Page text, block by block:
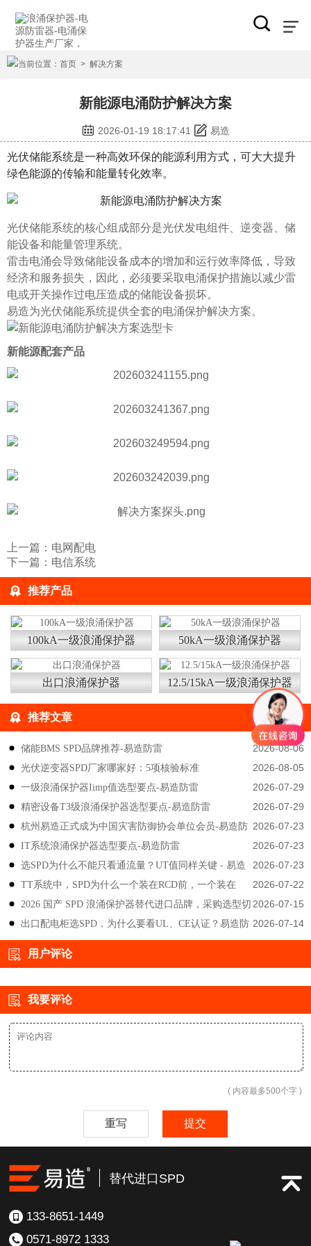
当前位置： 首页 > 解决方案
新能源电涌防护解决方案
2026-01-19 18:17:41 易造
光伏储能系统是一种高效环保的能源利用方式，可大大提升
绿色能源的传输和能量转化效率。
光伏储能系统的核心组成部分是光伏发电组件、逆变器、储
能设备和能量管理系统。
雷击电涌会导致储能设备成本的增加和运行效率降低，导致
经济和服务损失，因此，必须要采取电涌保护措施以减少雷
电或开关操作过电压造成的储能设备损坏。
易造为光伏储能系统提供全套的电涌保护解决方案。
新能源配套产品
上一篇： 电网配电
下一篇： 电信系统
推荐产品
100kA一级浪涌保护器 50kA一级浪涌保护器
出口浪涌保护器 12.5/15kA一级浪涌保护器
推荐文章
2026-08-06
储能BMS SPD品牌推荐-易造防雷
2026-08-05
光伏逆变器SPD厂家哪家好：5项核验标准
2026-07-29
一级浪涌保护器Iimp值选型要点-易造防雷
2026-07-29
精密设备T3级浪涌保护器选型要点-易造防雷
2026-07-23
杭州易造正式成为中国灾害防御协会单位会员-易造防
雷
2026-07-23
IT系统浪涌保护器选型要点-易造防雷
2026-07-23
选SPD为什么不能只看通流量？UT值同样关键 - 易造
防雷
2026-07-22
TT系统中，SPD为什么一个装在RCD前，一个装在
后？-易造防雷
2026-07-15
2026 国产 SPD 浪涌保护器替代进口品牌，采购选型切
勿只对比价格-易造防雷
2026-07-14
出口配电柜选SPD，为什么要看UL、CE认证？易造防
雷技术解答
用户评论
我要评论
( 内容最多500个字 )
重写 提交
替代进口SPD
133-8651-1449
0571-8972 1333